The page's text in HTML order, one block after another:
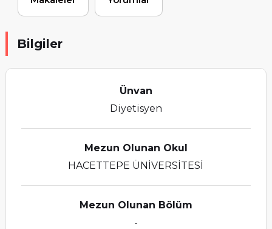
Bilgiler
Ünvan
Diyetisyen
Mezun Olunan Okul
HACETTEPE ÜNİVERSİTESİ
Mezun Olunan Bölüm
-